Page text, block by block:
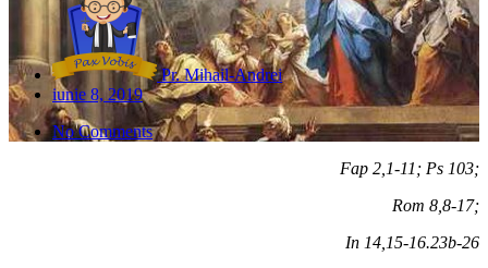
Pr. Mihail-Andrei
iunie 8, 2019
No Comments
Fap 2,1-11; Ps 103;
Rom 8,8-17;
In 14,15-16.23b-26